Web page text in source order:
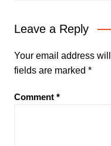
Leave a Reply
Your email address
fields are marked *
Comment *